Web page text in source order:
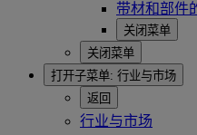
带材和部件
关闭菜单
关闭菜单
打开子菜单: 行业与市场
返回
行业与市场